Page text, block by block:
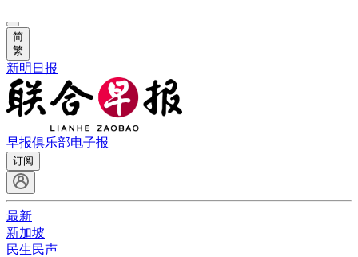
简
繁
新明日报
早报俱乐部电子报
订阅
最新
新加坡
民生民声